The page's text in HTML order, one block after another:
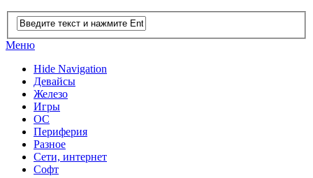
Меню
Hide Navigation
Девайсы
Железо
Игры
ОС
Периферия
Разное
Сети, интернет
Софт